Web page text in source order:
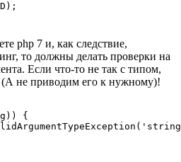
php 7 и, как следствие,
то должны делать проверки на
Если что-то не так с типом,
(А не приводим его к нужному)!
{